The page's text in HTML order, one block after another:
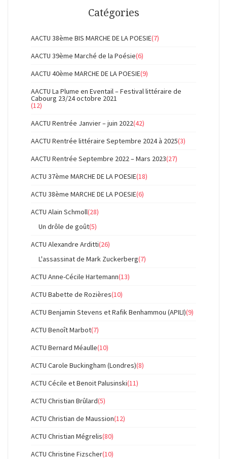
Catégories
AACTU 38ème BIS MARCHE DE LA POESIE(7)
AACTU 39ème Marché de la Poésie(6)
AACTU 40ème MARCHE DE LA POESIE(9)
AACTU La Plume en Eventail – Festival littéraire de
Cabourg 23/24 octobre 2021
(12)
AACTU Rentrée Janvier – juin 2022(42)
AACTU Rentrée littéraire Septembre 2024 à 2025(3)
AACTU Rentrée Septembre 2022 – Mars 2023(27)
ACTU 37ème MARCHE DE LA POESIE(18)
ACTU 38ème MARCHE DE LA POESIE(6)
ACTU Alain Schmoll(28)
Un drôle de goût(5)
ACTU Alexandre Arditti(26)
L'assassinat de Mark Zuckerberg(7)
ACTU Anne-Cécile Hartemann(13)
ACTU Babette de Rozières(10)
ACTU Benjamin Stevens et Rafik Benhammou (APILI)(9)
ACTU Benoît Marbot(7)
ACTU Bernard Méaulle(10)
ACTU Carole Buckingham (Londres)(8)
ACTU Cécile et Benoit Palusinski(11)
ACTU Christian Brûlard(5)
ACTU Christian de Maussion(12)
ACTU Christian Mégrelis(80)
ACTU Christine Fizscher(10)